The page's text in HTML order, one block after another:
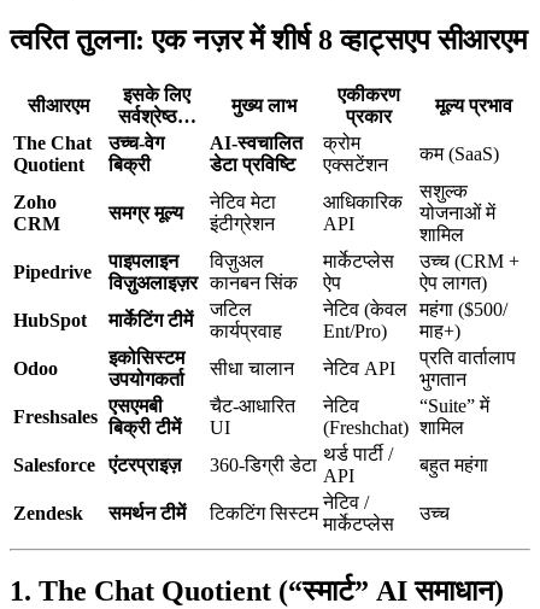
त्वरित तुलना: एक नज़र में शीर्ष 8 व्हाट्सएप सीआरएम
सीआरएम
इसके लिए
सर्वश्रेष्ठ…
मुख्य लाभ
एकीकरण
प्रकार
मूल्य प्रभाव
The Chat
Quotient
उच्च-वेग
बिक्री
AI-स्वचालित
डेटा प्रविष्टि
क्रोम
एक्सटेंशन
कम (SaaS)
Zoho
CRM
समग्र मूल्य
नेटिव मेटा
इंटीग्रेशन
आधिकारिक
API
सशुल्क
योजनाओं में
शामिल
Pipedrive
पाइपलाइन
विज़ुअलाइज़र
विज़ुअल
कानबन सिंक
मार्केटप्लेस
ऐप
उच्च (CRM +
ऐप लागत)
HubSpot
मार्केटिंग टीमें
जटिल
कार्यप्रवाह
नेटिव (केवल
Ent/Pro)
महंगा ($500/
माह+)
Odoo
इकोसिस्टम
उपयोगकर्ता
सीधा चालान नेटिव API
प्रति वार्तालाप
भुगतान
Freshsales
एसएमबी
बिक्री टीमें
चैट-आधारित
UI
नेटिव
(Freshchat)
“Suite” में
शामिल
Salesforce
एंटरप्राइज़ 360-डिग्री डेटा
थर्ड पार्टी /
API
बहुत महंगा
Zendesk समर्थन टीमें टिकटिंग सिस्टम
नेटिव /
मार्केटप्लेस
उच्च
1. The Chat Quotient (“स्मार्ट” AI समाधान)